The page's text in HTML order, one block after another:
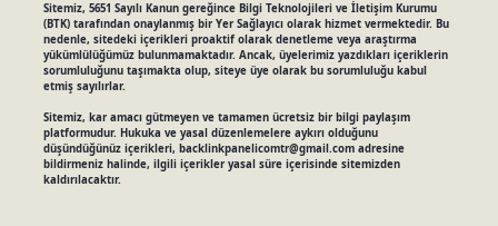
Sitemiz, 5651 Sayılı Kanun gereğince Bilgi Teknolojileri ve İletişim Kurumu
(BTK) tarafından onaylanmış bir Yer Sağlayıcı olarak hizmet vermektedir. Bu
nedenle, sitedeki içerikleri proaktif olarak denetleme veya araştırma
yükümlülüğümüz bulunmamaktadır. Ancak, üyelerimiz yazdıkları içeriklerin
sorumluluğunu taşımakta olup, siteye üye olarak bu sorumluluğu kabul
etmiş sayılırlar.
Sitemiz, kar amacı gütmeyen ve tamamen ücretsiz bir bilgi paylaşım
platformudur. Hukuka ve yasal düzenlemelere aykırı olduğunu
düşündüğünüz içerikleri, backlinkpanelicomtr@gmail.comadresine
bildirmeniz halinde, ilgili içerikler yasal süre içerisinde sitemizden
kaldırılacaktır.